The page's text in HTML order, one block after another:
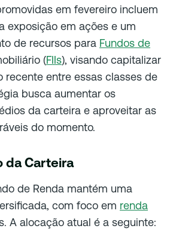
em fevereiro incluem
exposição em ações e um
de recursos para Fundos de
(FIIs), visando capitalizar
recente entre essas classes de
busca aumentar os
da carteira e aproveitar as
do momento.
da Carteira
de Renda mantém uma
com foco em renda
A alocação atual é a seguinte: